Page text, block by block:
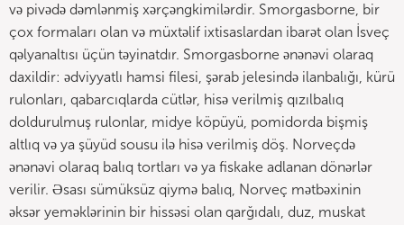
və pivədə dəmlənmiş xərçəngkimilərdir. Smorgasborne, bir
çox formaları olan və müxtəlif ixtisaslardan ibarət olan İsveç
qəlyanaltısı üçün təyinatdır. Smorgasborne ənənəvi olaraq
daxildir: ədviyyatlı hamsi filesi, şərab jelesində ilanbalığı, kürü
rulonları, qabarcıqlarda cütlər, hisə verilmiş qızılbalıq
doldurulmuş rulonlar, midye köpüyü, pomidorda bişmiş
altlıq və ya şüyüd sousu ilə hisə verilmiş döş. Norveçdə
ənənəvi olaraq balıq tortları və ya fiskake adlanan dönərlər
verilir. Əsası sümüksüz qiymə balıq, Norveç mətbəxinin
əksər yeməklərinin bir hissəsi olan qarğıdalı, duz, muskat